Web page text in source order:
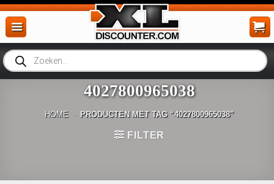
Ga
naar
inhoud
Producten
zoeken
4027800965038
HOME - PRODUCTEN MET TAG “4027800965038”
FILTER